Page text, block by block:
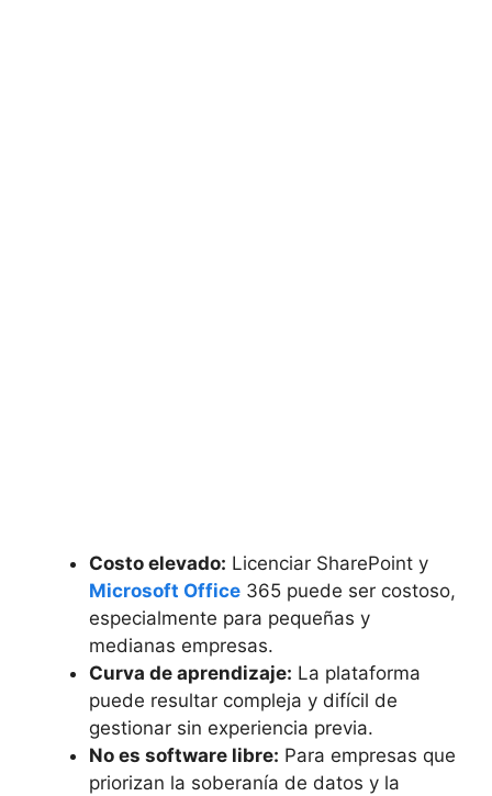
Costo elevado: Licenciar SharePoint y
Microsoft Office 365 puede ser costoso,
especialmente para pequeñas y
medianas empresas.
Curva de aprendizaje: La plataforma
puede resultar compleja y difícil de
gestionar sin experiencia previa.
No es software libre: Para empresas que
priorizan la soberanía de datos y la